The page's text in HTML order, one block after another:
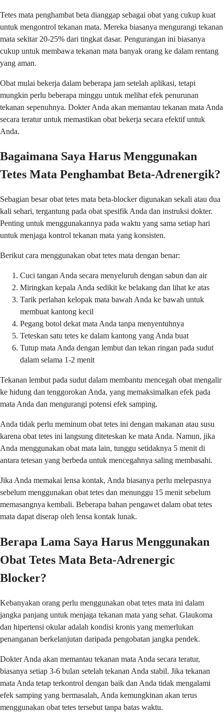
Tetes mata penghambat beta dianggap sebagai obat yang cukup kuat
untuk mengontrol tekanan mata. Mereka biasanya mengurangi tekanan
mata sekitar 20-25% dari tingkat dasar. Pengurangan ini biasanya
cukup untuk membawa tekanan mata banyak orang ke dalam rentang
yang aman.
Obat mulai bekerja dalam beberapa jam setelah aplikasi, tetapi
mungkin perlu beberapa minggu untuk melihat efek penurunan
tekanan sepenuhnya. Dokter Anda akan memantau tekanan mata Anda
secara teratur untuk memastikan obat bekerja secara efektif untuk
Anda.
Bagaimana Saya Harus Menggunakan
Tetes Mata Penghambat Beta-Adrenergik?
Sebagian besar obat tetes mata beta-blocker digunakan sekali atau dua
kali sehari, tergantung pada obat spesifik Anda dan instruksi dokter.
Penting untuk menggunakannya pada waktu yang sama setiap hari
untuk menjaga kontrol tekanan mata yang konsisten.
Berikut cara menggunakan obat tetes mata dengan benar:
Cuci tangan Anda secara menyeluruh dengan sabun dan air
Miringkan kepala Anda sedikit ke belakang dan lihat ke atas
Tarik perlahan kelopak mata bawah Anda ke bawah untuk
membuat kantong kecil
Pegang botol dekat mata Anda tanpa menyentuhnya
Teteskan satu tetes ke dalam kantong yang Anda buat
Tutup mata Anda dengan lembut dan tekan ringan pada sudut
dalam selama 1-2 menit
Tekanan lembut pada sudut dalam membantu mencegah obat mengalir
ke hidung dan tenggorokan Anda, yang memaksimalkan efek pada
mata Anda dan mengurangi potensi efek samping.
Anda tidak perlu meminum obat tetes ini dengan makanan atau susu
karena obat tetes ini langsung diteteskan ke mata Anda. Namun, jika
Anda menggunakan obat mata lain, tunggu setidaknya 5 menit di
antara tetesan yang berbeda untuk mencegahnya saling membasahi.
Jika Anda memakai lensa kontak, Anda biasanya perlu melepasnya
sebelum menggunakan obat tetes dan menunggu 15 menit sebelum
memasangnya kembali. Beberapa bahan pengawet dalam obat tetes
mata dapat diserap oleh lensa kontak lunak.
Berapa Lama Saya Harus Menggunakan
Obat Tetes Mata Beta-Adrenergic
Blocker?
Kebanyakan orang perlu menggunakan obat tetes mata ini dalam
jangka panjang untuk menjaga tekanan mata yang sehat. Glaukoma
dan hipertensi okular adalah kondisi kronis yang memerlukan
penanganan berkelanjutan daripada pengobatan jangka pendek.
Dokter Anda akan memantau tekanan mata Anda secara teratur,
biasanya setiap 3-6 bulan setelah tekanan Anda stabil. Jika tekanan
mata Anda tetap terkontrol dengan baik dan Anda tidak mengalami
efek samping yang bermasalah, Anda kemungkinan akan terus
menggunakan obat tetes tersebut tanpa batas waktu.